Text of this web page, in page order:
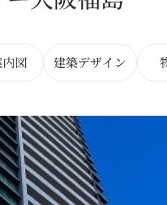
図 建築デザイン